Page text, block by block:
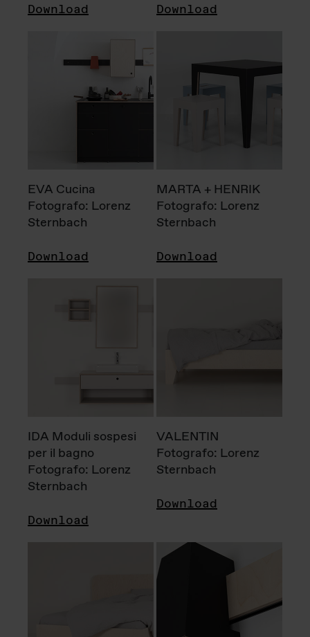
Download Download
EVA Cucina
Fotografo: Lorenz
Sternbach
Download
MARTA + HENRIK
Fotografo: Lorenz
Sternbach
Download
IDA Moduli sospesi
per il bagno
Fotografo: Lorenz
Sternbach
Download
VALENTIN
Fotografo: Lorenz
Sternbach
Download